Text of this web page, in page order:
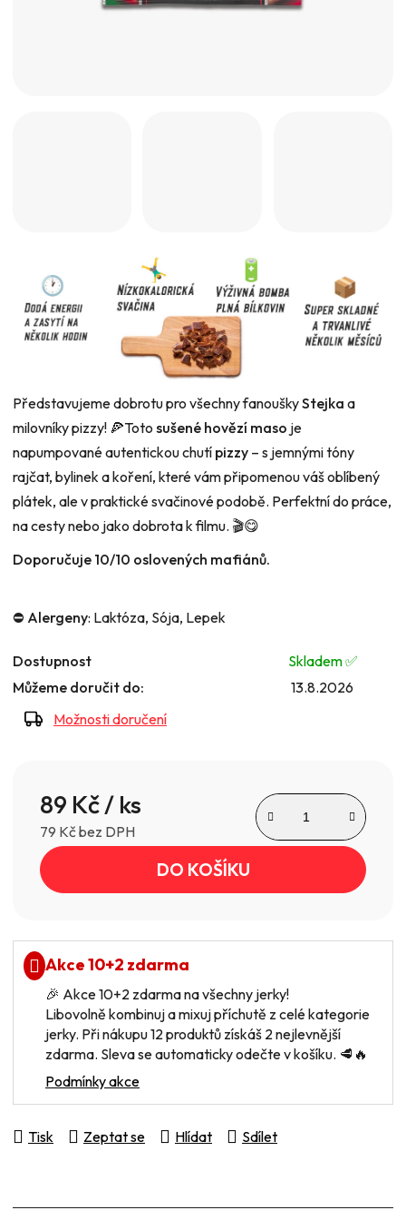
Představujeme dobrotu pro všechny fanouškyStejka a
milovníky pizzy! 🍕Toto sušené hovězí maso je
napumpované autentickou chutí pizzy – s jemnými tóny
rajčat, bylinek a koření, které vám připomenou váš oblíbený
plátek, ale v praktické svačinové podobě. Perfektní do práce,
na cesty nebo jako dobrota k filmu. 🎬😋
Doporučuje 10/10 oslovených mafiánů.
⛔️ Alergeny: Laktóza, Sója, Lepek
Dostupnost
Skladem ✅️
Můžeme doručit do:
13.8.2026
Možnosti doručení
89 Kč/ ks
79 Kč bez DPH
Měrná cena:
DO KOŠÍKU
Akce 10+2 zdarma
🎉 Akce 10+2 zdarma na všechny jerky!
Libovolně kombinuj a mixuj příchutě z celé kategorie
jerky. Při nákupu 12 produktů získáš 2 nejlevnější
zdarma. Sleva se automaticky odečte v košíku. 🥩🔥
Podmínky akce
Tisk Zeptat se Hlídat Sdílet